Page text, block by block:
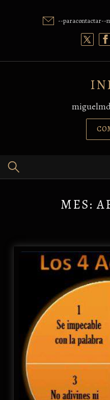
--paracontactar--
MES: